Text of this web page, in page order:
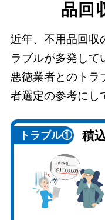
品回
近年、不用品回収
ラブルが多発して
悪徳業者とのトラ
者選定の参考にし
トラブル① 積